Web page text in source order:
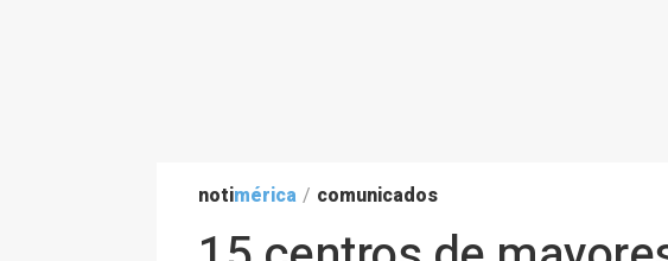
notimérica / comunicados